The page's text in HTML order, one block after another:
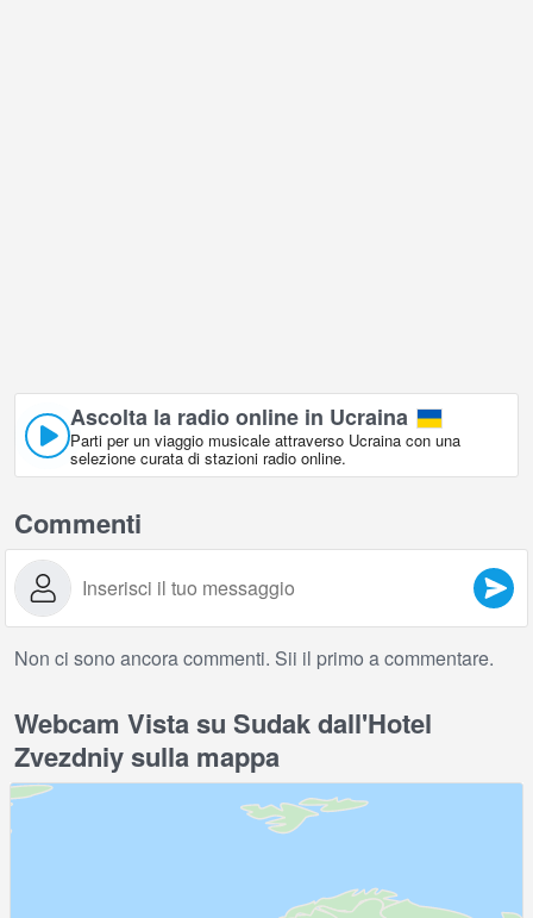
Ascolta la radio online in Ucraina
Parti per un viaggio musicale attraverso Ucraina con una
selezione curata di stazioni radio online.
Commenti
Non ci sono ancora commenti. Sii il primo a commentare.
Webcam Vista su Sudak dall'Hotel
Zvezdniy sulla mappa